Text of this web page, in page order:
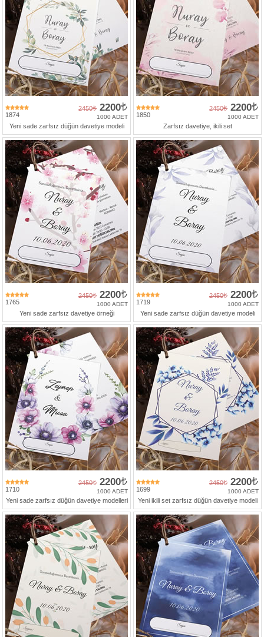
1874
2450 2200
1000 ADET
Yeni sade zarfsız düğün davetiye modeli
1850
2450 2200
1000 ADET
Zarfsız davetiye, ikili set
1765
2450 2200
1000 ADET
Yeni sade zarfsız davetiye örneği
1719
2450 2200
1000 ADET
Yeni sade zarfsız düğün davetiye modeli
1710
2450 2200
1000 ADET
Yeni sade zarfsız düğün davetiye modelleri
1699
2450 2200
1000 ADET
Yeni ikili set zarfsız düğün davetiye modeli